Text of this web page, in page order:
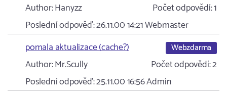
Author:Hanyzz Počet odpovědí:1
Poslední odpověď:26.11.00 14:21Webmaster
pomala aktualizace (cache?)
Webzdarma
Author:Mr.Scully Počet odpovědí:2
Poslední odpověď:25.11.00 16:56Admin